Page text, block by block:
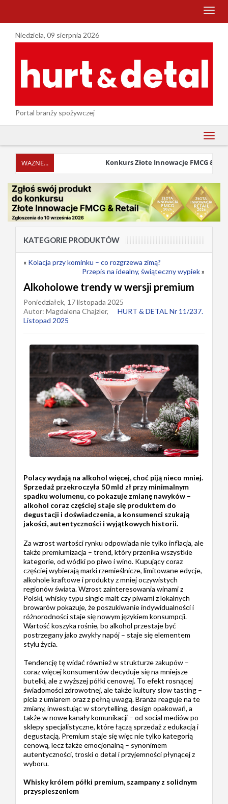
menu
Niedziela, 09 sierpnia 2026
Portal branży spożywczej
menu
Konkurs Złote Innowacje FMCG &
KATEGORIE PRODUKTÓW
« Kolacja przy kominku – co rozgrzewa zimą?
Przepis na idealny, świąteczny wypiek»
Alkoholowe trendy w wersji premium
Poniedziałek, 17 listopada 2025
Autor: Magdalena Chajzler,
HURT & DETAL Nr 11/237.
Listopad 2025
Polacy wydają na alkohol więcej, choć piją nieco mniej.
Sprzedaż przekroczyła 50 mld zł przy minimalnym
spadku wolumenu, co pokazuje zmianę nawyków –
alkohol coraz częściej staje się produktem do
degustacji i doświadczenia, a konsumenci szukają
jakości, autentyczności i wyjątkowych historii.
Za wzrost wartości rynku odpowiada nie tylko inflacja, ale
także premiumizacja – trend, który przenika wszystkie
kategorie, od wódki po piwo i wino. Kupujący coraz
częściej wybierają marki rzemieślnicze, limitowane edycje,
alkohole kraftowe i produkty z mniej oczywistych
regionów świata. Wzrost zainteresowania winami z
Polski, whisky typu single malt czy piwami z lokalnych
browarów pokazuje, że poszukiwanie indywidualności i
różnorodności staje się nowym językiem konsumpcji.
Wartość koszyka rośnie, bo alkohol przestaje być
postrzegany jako zwykły napój – staje się elementem
stylu życia.
Tendencję tę widać również w strukturze zakupów –
coraz więcej konsumentów decyduje się na mniejsze
butelki, ale z wyższej półki cenowej. To efekt rosnącej
świadomości zdrowotnej, ale także kultury slow tasting –
picia z umiarem oraz z pełną uwagą. Branża reaguje na te
zmiany, inwestując w storytelling, design opakowań, a
także w nowe kanały komunikacji – od social mediów po
sklepy specjalistyczne, które łączą sprzedaż z edukacją i
degustacją. Premium staje się więc nie tylko kategorią
cenową, lecz także emocjonalną – synonimem
autentyczności, troski o detal i przyjemności płynącej z
wyboru.
Whisky królem półki premium, szampany z solidnym
przyspieszeniem